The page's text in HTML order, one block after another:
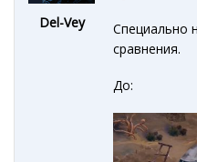
Del-Vey
Специально
сравнения.
До: